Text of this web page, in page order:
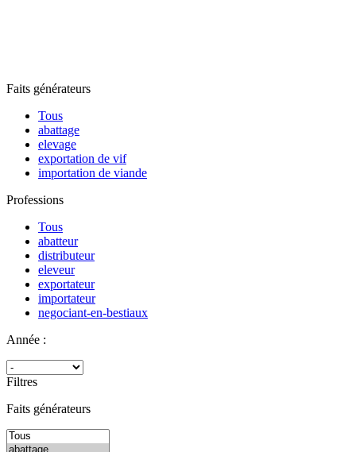
Faits générateurs
Tous
abattage
elevage
exportation de vif
importation de viande
Professions
Tous
abatteur
distributeur
eleveur
exportateur
importateur
negociant-en-bestiaux
Année :
Filtres
Faits générateurs